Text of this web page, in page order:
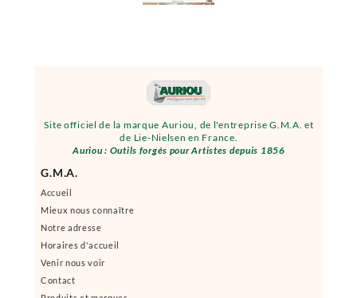
Site officiel de la marque Auriou, de l'entreprise G.M.A. et
de Lie-Nielsen en France.
Auriou : Outils forgés pour Artistes depuis 1856
G.M.A.
Accueil
Mieux nous connaître
Notre adresse
Horaires d'accueil
Venir nous voir
Contact